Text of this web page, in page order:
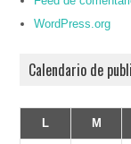
WordPress.org
Calendario de
L
M